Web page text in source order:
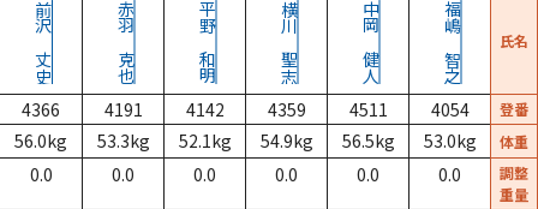
氏名
福嶋
智之
中岡
健人
横川
聖志
平野
和明
赤羽
克也
前沢
丈史
登番
4054
4511
4359
4142
4191
4366
体重
53.0kg
56.5kg
54.9kg
52.1kg
53.3kg
56.0kg
調整
重量
0.0
0.0
0.0
0.0
0.0
0.0